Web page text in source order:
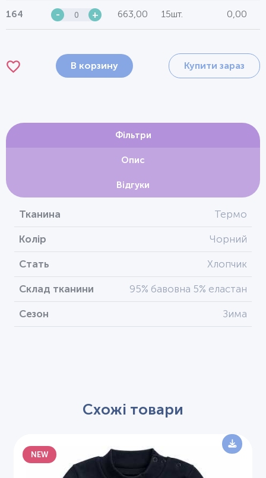
164 - + 663,00 15шт. 0,00
В корзину Купити зараз
Фільтри
Опис
Відгуки
Тканина Термо
Колір Чорний
Стать Хлопчик
Склад тканини 95% бавовна 5% еластан
Сезон Зима
Схожі товари
NEW